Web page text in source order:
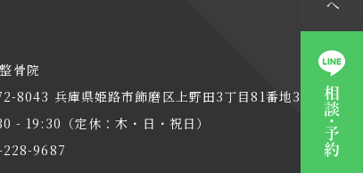
骨院
8043 兵庫県姫路市飾磨区上野田3丁目81番地3
19:30（定休：木・日・祝日）
9687